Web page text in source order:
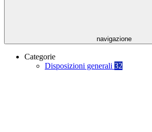
navigazione
Categorie
Disposizioni generali 32